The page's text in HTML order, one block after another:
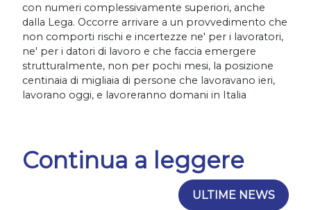
con numeri complessivamente superiori, anche
dalla Lega. Occorre arrivare a un provvedimento che
non comporti rischi e incertezze ne' per i lavoratori,
ne' per i datori di lavoro e che faccia emergere
strutturalmente, non per pochi mesi, la posizione
centinaia di migliaia di persone che lavoravano ieri,
lavorano oggi, e lavoreranno domani in Italia
Continua a leggere
ULTIME NEWS